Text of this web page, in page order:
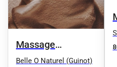
Massage
Signature corps et
Belle O Naturel (Guinot)